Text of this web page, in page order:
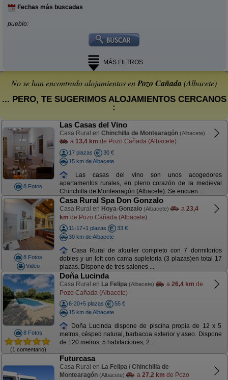
Fechas más buscadas
pueblo:
MÁS FILTROS
No se han encontrado alojamientos enPozo Cañada (Albacete)
... PERO, TE SUGERIMOS ALOJAMIENTOS CERCANOS
:
8 Fotos
Las Casas del Vino
Casa Rural en Chinchilla de Montearagón (Albacete)
a 13,4 km de Pozo Cañada (Albacete)
17 plazas
30 €
15 km de Albacete
Las casas del vino son unos acogedores
apartamentos rurales, en pleno corazón de la medieval
Chinchilla de Montearagón (Albacete). Se encuen ...
8 Fotos
Video
Casa Rural Spa Don Gonzalo
Casa Rural en Hoya-Gonzalo (Albacete) a 23,4
km de Pozo Cañada (Albacete)
11-17+1 plazas
33 €
30 km de Albacete
Casa Rural de alquiler completo con 7 dormitorios
dobles y un loft con cama supletoria (3 plazas)en total 17
plazas. Dispone de tres salones ...
8 Fotos
(1 comentario)
Doña Lucinda
Casa Rural en La Felipa (Albacete) a 26,4 km de
Pozo Cañada (Albacete)
6-20+5 plazas
55 €
15 km de Albacete
Doña Lucinda dispone de piscina propia de 12 x 5
metros, césped natural, barbacoa exterior y aseo. Dispone
de 120 metros, 5 habitaciones, 2 ...
Futurcasa
Casa Rural en La Felipa / Chinchilla de
Montearagón (Albacete) a 27,2 km de Pozo